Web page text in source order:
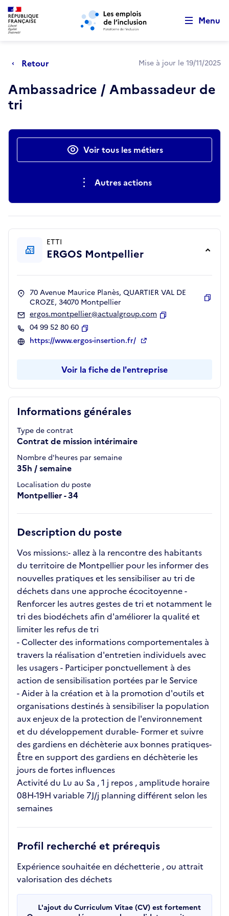
Aller au menu principal Aller au contenu principal
Menu
Retour Mise à jour le 19/11/2025
Ambassadrice / Ambassadeur de
tri
Actions rapidesVoir tous les métiers
Autres actions
Informations générales
Type de contrat
Contrat de mission intérimaire
Nombre d'heures par semaine
35h / semaine
Localisation du poste
Montpellier - 34
Description du poste
Vos missions:- allez à la rencontre des habitants
du territoire de Montpellier pour les informer des
nouvelles pratiques et les sensibiliser au tri de
déchets dans une approche écocitoyenne -
Renforcer les autres gestes de tri et notamment le
tri des biodéchets afin d'améliorer la qualité et
limiter les refus de tri
- Collecter des informations comportementales à
travers la réalisation d'entretien individuels avec
les usagers - Participer ponctuellement à des
action de sensibilisation portées par le Service
- Aider à la création et à la promotion d'outils et
organisations destinés à sensibiliser la population
aux enjeux de la protection de l'environnement
et du développement durable- Former et suivre
des gardiens en déchèterie aux bonnes pratiques-
Être en support des gardiens en déchèterie les
jours de fortes influences
Activité du Lu au Sa , 1 j repos , amplitude horaire
08H-19H variable 7J/j planning différent selon les
semaines
Profil recherché et prérequis
Expérience souhaitée en déchetterie , ou attrait
valorisation des déchets
L'ajout du Curriculum Vitae (CV) est fortement
ETTI
ERGOS Montpellier
70 Avenue Maurice Planès, QUARTIER VAL DE
CROZE, 34070 Montpellier
ergos.montpellier@actualgroup.com
04 99 52 80 60
Copier
https://www.ergos-insertion.fr/
Voir la fiche de l'entreprise
Retour au début de la page
Panneau de gestion des cookies